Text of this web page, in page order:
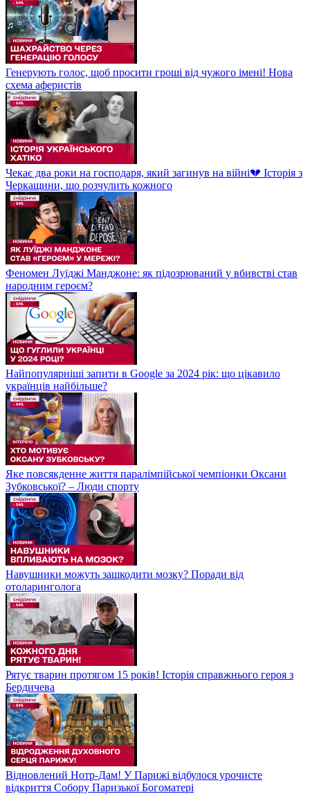
Генерують голос, щоб просити гроші від чужого імені! Нова
схема аферистів
Чекає два роки на господаря, який загинув на війні💔 Історія з
Черкащини, що розчулить кожного
Феномен Луїджі Манджоне: як підозрюваний у вбивстві став
народним героєм?
Найпопулярніші запити в Google за 2024 рік: що цікавило
українців найбільше?
Яке повсякденне життя паралімпійської чемпіонки Оксани
Зубковської? – Люди спорту
Навушники можуть зашкодити мозку? Поради від
отоларинголога
Рятує тварин протягом 15 років! Історія справжнього героя з
Бердичева
Відновлений Нотр-Дам! У Парижі відбулося урочисте
відкриття Собору Паризької Богоматері